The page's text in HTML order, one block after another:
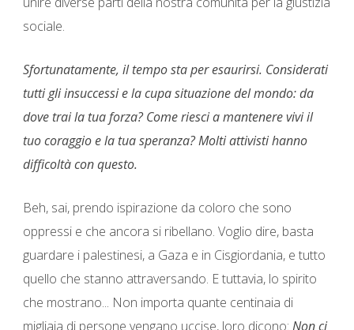
sociale.
Sfortunatamente, il tempo sta per esaurirsi. Considerati
tutti gli insuccessi e la cupa situazione del mondo: da
dove trai la tua forza? Come riesci a mantenere vivi il
tuo coraggio e la tua speranza? Molti attivisti hanno
difficoltà con questo.
Beh, sai, prendo ispirazione da coloro che sono
oppressi e che ancora si ribellano. Voglio dire, basta
guardare i palestinesi, a Gaza e in Cisgiordania, e tutto
quello che stanno attraversando. E tuttavia, lo spirito
che mostrano... Non importa quante centinaia di
migliaia di persone vengano uccise, loro dicono:Non ci